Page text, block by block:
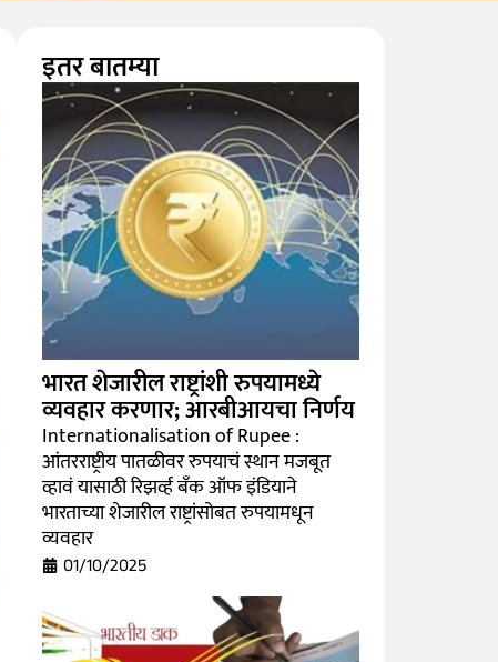
इतर बातम्या
भारत शेजारील राष्ट्रांशी रुपयामध्ये
व्यवहार करणार; आरबीआयचा निर्णय
Internationalisation of Rupee :
आंतरराष्ट्रीय पातळीवर रुपयाचं स्थान मजबूत
व्हावं यासाठी रिझर्व्ह बँक ऑफ इंडियाने
भारताच्या शेजारील राष्ट्रांसोबत रुपयामधून
व्यवहार
01/10/2025